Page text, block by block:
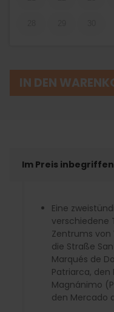
IN DEN
Im Preis inbegriffen
Eine
verschiedene
Zentrums von
die Straße
Marqués de
Patriarca, den
Magnánimo
den Mercado